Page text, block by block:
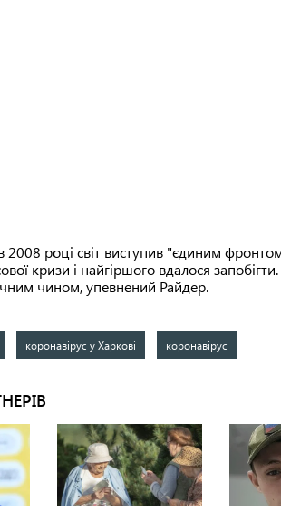
2008 році світ виступив "єдиним
кризи і найгіршого вдалося
чином, упевнений Райдер.
коронавірус у Харкові коронавірус